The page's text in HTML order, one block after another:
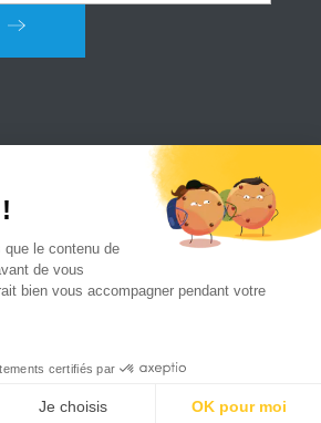
LE
REJOIGNEZ
NOUS
Mentions légales Plan du site|
Attraptemps
que le contenu de
de vous
bien vous accompagner pendant votre
certifiés par
Je choisis OK pour moi